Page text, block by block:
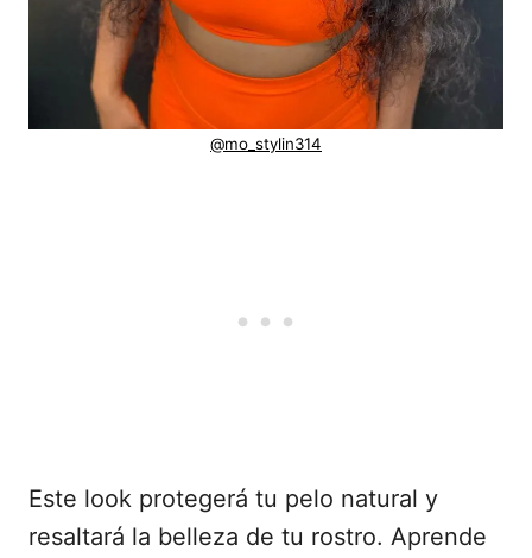
@mo_stylin314
Este look protegerá tu pelo natural y
resaltará la belleza de tu rostro. Aprende